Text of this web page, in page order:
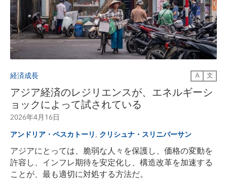
経済成長 A 文
アジア経済のレジリエンスが、エネルギーシ
ョックによって試されている
2026年4月16日
アンドリア・ペスカトーリ, クリシュナ・スリニバーサン
アジアにとっては、脆弱な人々を保護し、価格の変動を
許容し、インフレ期待を安定化し、構造改革を加速する
ことが、最も適切に対処する方法だ。